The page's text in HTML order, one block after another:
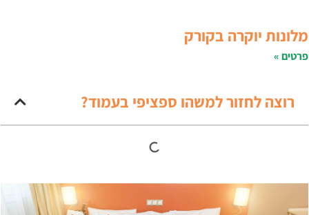
מלונות יוקרה בקורק
פרטים »
רוצה לחזור למשהו ספציפי בעמוד?